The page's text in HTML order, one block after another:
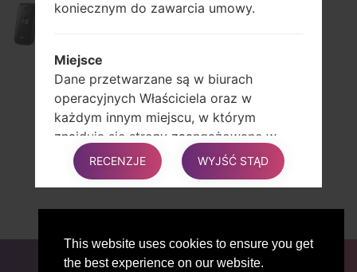
This website uses cookies to ensure you get
the best experience on our website.
A250
1 2
3
4
5
PORÓWNAJ
koniecznym do zawarcia umowy.
Miejsce
Dane przetwarzane są w biurach
operacyjnych Właściciela oraz w
każdym innym miejscu, w którym
znajdują się strony zaangażowane w
procesie przetwarzania.
W zależności od lokalizacji
obejmować przeniesienie Danych
Aby dowiedzieć się więcej na temat
RECENZJE WYJŚĆ STĄD